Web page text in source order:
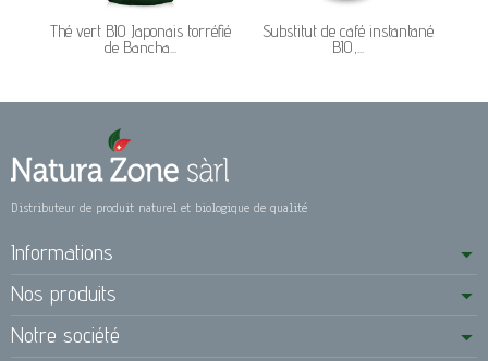
Thé vert BIO Japonais torréfié
de Bancha...
Substitut de café instantané
BIO,...
Distributeur de produit naturel et biologique de qualité
Informations
Nos produits
Notre société